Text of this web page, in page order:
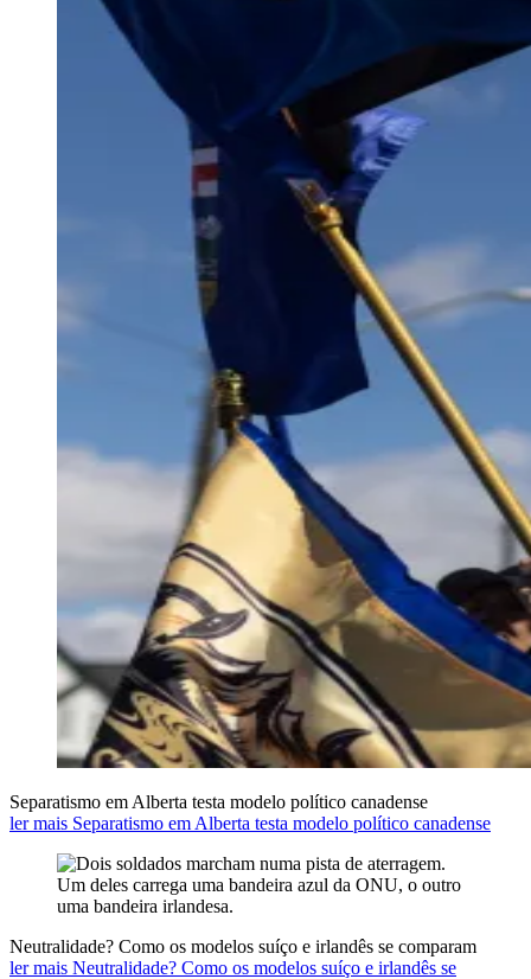
Separatismo em Alberta testa modelo político canadense
ler mais Separatismo em Alberta testa modelo político canadense
Neutralidade? Como os modelos suíço e irlandês se comparam
ler mais Neutralidade? Como os modelos suíço e irlandês se